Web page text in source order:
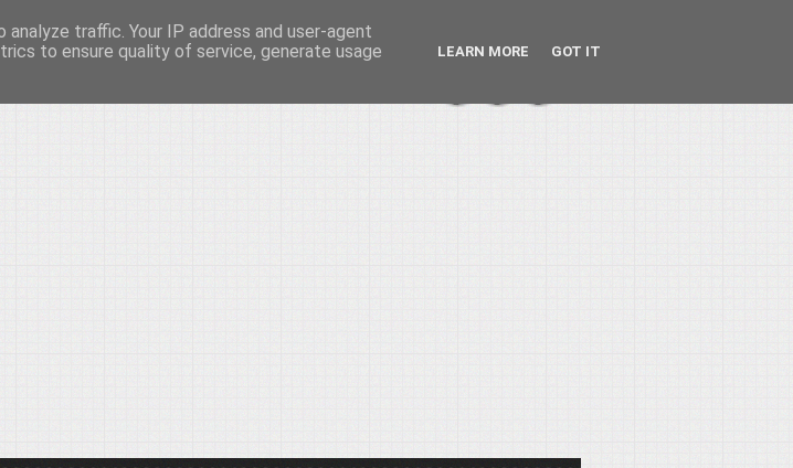
του μορφή και έκταση...
traffic. Your IP address and user-agent
to ensure quality of service, generate usage
LEARN MORE GOT IT